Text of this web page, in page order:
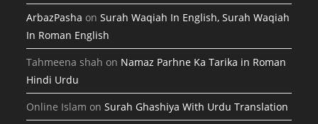
ArbazPasha onSurah Waqiah In English, Surah Waqiah
In Roman English
Tahmeena shah on Namaz Parhne Ka Tarika in Roman
Hindi Urdu
Online Islam onSurah Ghashiya With Urdu Translation